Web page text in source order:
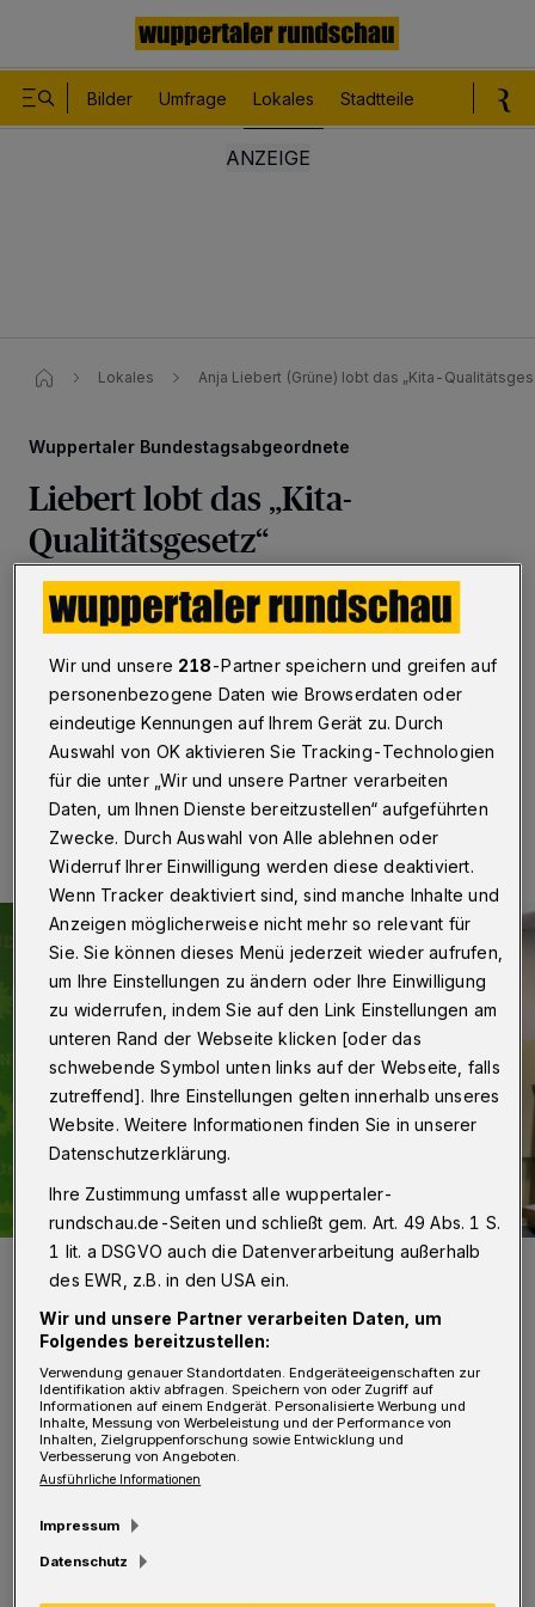
Bilder Umfrage Lokales Stadtteile
Lokales Anja Liebert (Grüne) lobt das „Kita-
Wuppertaler Bundestagsabgeordnete
Liebert lobt das „Kita-
Qualitätsgesetz“
Wuppertal / Berlin· Die Wuppertaler Grünen-
Bundestagsabgeordnete Anja Liebert begrüßt das neue
Regierung ein zentrales Versprechen des
Koalitionsvertrags ein.
15.10.2024 , 09:30 Uhr
Anja Liebert.
Foto: Grüne Wuppertal
„Wir investieren weiter in die frühkindliche
Bildung und damit auch in die Vereinbarkeit
von Beruf und Familie sowie in das Rückgrat
unserer Wirtschaft“, so Liebert. Verlässliche
Wir und unsere 218-Partner speichern und greifen auf
personenbezogene Daten wie Browserdaten oder
eindeutige Kennungen auf Ihrem Gerät zu. Durch
Auswahl von OK aktivieren Sie Tracking-Technologien
für die unter „Wir und unsere Partner verarbeiten
Daten, um Ihnen Dienste bereitzustellen“ aufgeführten
Zwecke. Durch Auswahl von Alle ablehnen oder
Widerruf Ihrer Einwilligung werden diese deaktiviert.
Wenn Tracker deaktiviert sind, sind manche Inhalte und
Anzeigen möglicherweise nicht mehr so relevant für
Sie. Sie können dieses Menü jederzeit wieder aufrufen,
um Ihre Einstellungen zu ändern oder Ihre Einwilligung
zu widerrufen, indem Sie auf den Link Einstellungen am
unteren Rand der Webseite klicken [oder das
schwebende Symbol unten links auf der Webseite, falls
zutreffend]. Ihre Einstellungen gelten innerhalb unseres
Website. Weitere Informationen finden Sie in unserer
Datenschutzerklärung.
Ihre Zustimmung umfasst alle wuppertaler-
rundschau.de-Seiten und schließt gem. Art. 49 Abs. 1 S.
1 lit. a DSGVO auch die Datenverarbeitung außerhalb
des EWR, z.B. in den USA ein.
Wir und unsere Partner verarbeiten Daten, um
Folgendes bereitzustellen:
Verwendung genauer Standortdaten. Endgeräteeigenschaften zur
Identifikation aktiv abfragen. Speichern von oder Zugriff auf
Informationen auf einem Endgerät. Personalisierte Werbung und
Inhalte, Messung von Werbeleistung und der Performance von
Inhalten, Zielgruppenforschung sowie Entwicklung und
Verbesserung von Angeboten.
Ausführliche Informationen
Impressum
Datenschutz